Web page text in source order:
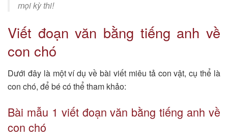
mọi kỳ thi!
Viết đoạn văn bằng tiếng anh về
con chó
Dưới đây là một ví dụ về bài viết miêu tả con vật, cụ thể là
con chó, để bé có thể tham khảo:
Bài mẫu 1 viết đoạn văn bằng tiếng anh về
con chó